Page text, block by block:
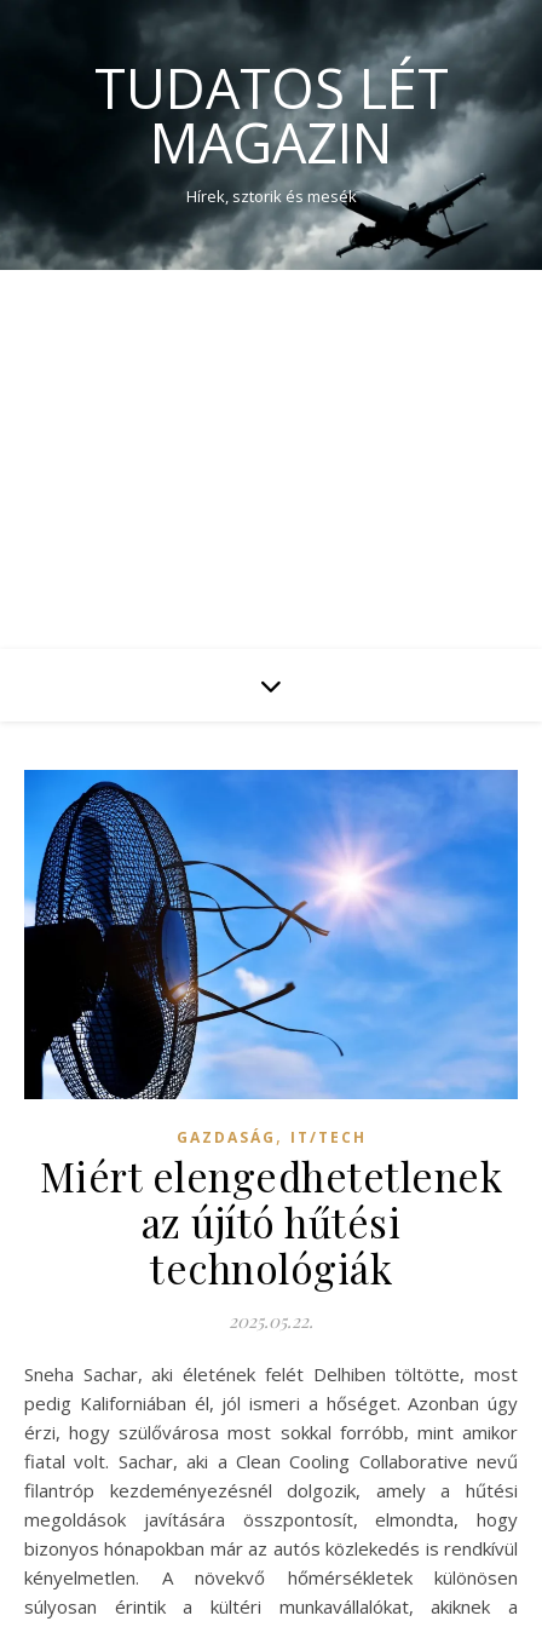
TUDATOS LÉT
MAGAZIN
Hírek, sztorik és mesék
GAZDASÁG , IT/TECH
Miért elengedhetetlenek
az újító hűtési
technológiák
2025.05.22.
Sneha Sachar, aki életének felét Delhiben töltötte, most
pedig Kaliforniában él, jól ismeri a hőséget. Azonban úgy
érzi, hogy szülővárosa most sokkal forróbb, mint amikor
fiatal volt. Sachar, aki a Clean Cooling Collaborative nevű
filantróp kezdeményezésnél dolgozik, amely a hűtési
megoldások javítására összpontosít, elmondta, hogy
bizonyos hónapokban már az autós közlekedés is rendkívül
kényelmetlen. A növekvő hőmérsékletek különösen
súlyosan érintik a kültéri munkavállalókat, akiknek a